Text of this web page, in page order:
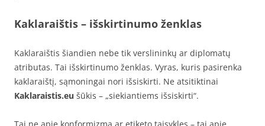
Kaklaraištis – išskirtinumo ženklas
Kaklaraištis šiandien nebe tik verslininkų ar diplomatų
atributas. Tai išskirtinumo ženklas. Vyras, kuris pasirenka
kaklaraištį, sąmoningai nori išsiskirti. Ne atsitiktinai
Kaklaraistis.eu šūkis – „siekiantiems išsiskirti“.